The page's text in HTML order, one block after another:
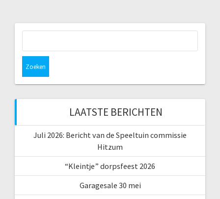
LAATSTE BERICHTEN
Juli 2026: Bericht van de Speeltuin commissie
Hitzum
“Kleintje” dorpsfeest 2026
Garagesale 30 mei